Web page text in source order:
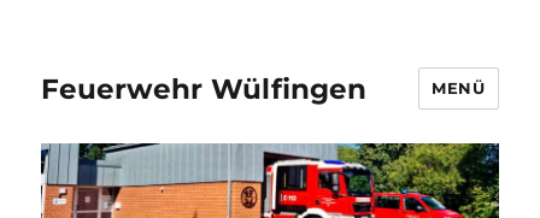
Feuerwehr Wülfingen MENÜ